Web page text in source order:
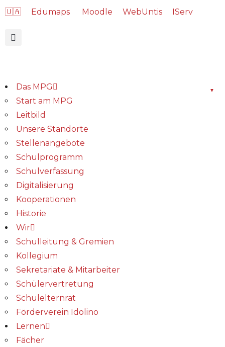
🇺🇦 Edumaps Moodle WebUntis IServ
Das MPG
Start am MPG
Leitbild
Unsere Standorte
Stellenangebote
Schulprogramm
Schulverfassung
Digitalisierung
Kooperationen
Historie
Wir
Schulleitung & Gremien
Kollegium
Sekretariate & Mitarbeiter
Schülervertretung
Schulelternrat
Förderverein Idolino
Lernen
Fächer